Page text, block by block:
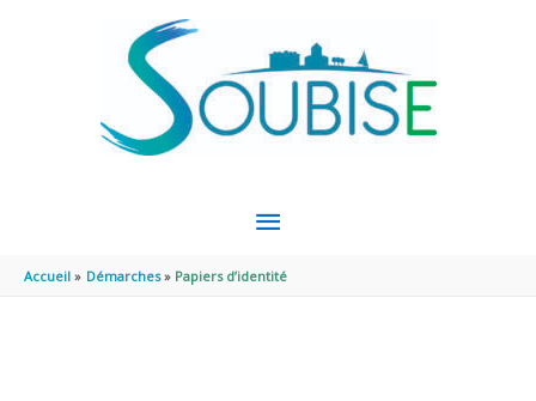
MENU
PRINCIPAL
Accueil Démarches Papiers d’identité